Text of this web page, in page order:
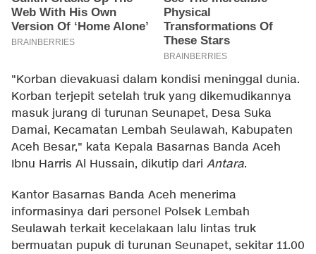
"Korban dievakuasi dalam kondisi meninggal dunia.
Korban terjepit setelah truk yang dikemudikannya
masuk jurang di turunan Seunapet, Desa Suka
Damai, Kecamatan Lembah Seulawah, Kabupaten
Aceh Besar," kata Kepala Basarnas Banda Aceh
Ibnu Harris Al Hussain, dikutip dari Antara.
Kantor Basarnas Banda Aceh menerima
informasinya dari personel Polsek Lembah
Seulawah terkait kecelakaan lalu lintas truk
bermuatan pupuk di turunan Seunapet, sekitar 11.00